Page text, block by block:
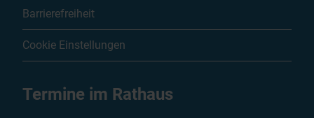
Barrierefreiheit
Cookie Einstellungen
Termine im Rathaus